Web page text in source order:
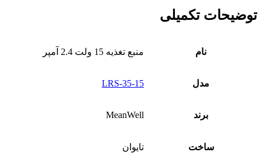
توضیحات تکمیلی
نام منبع تغذیه 15 ولت 2.4 آمپر
مدل LRS-35-15
برند MeanWell
ساخت تایوان